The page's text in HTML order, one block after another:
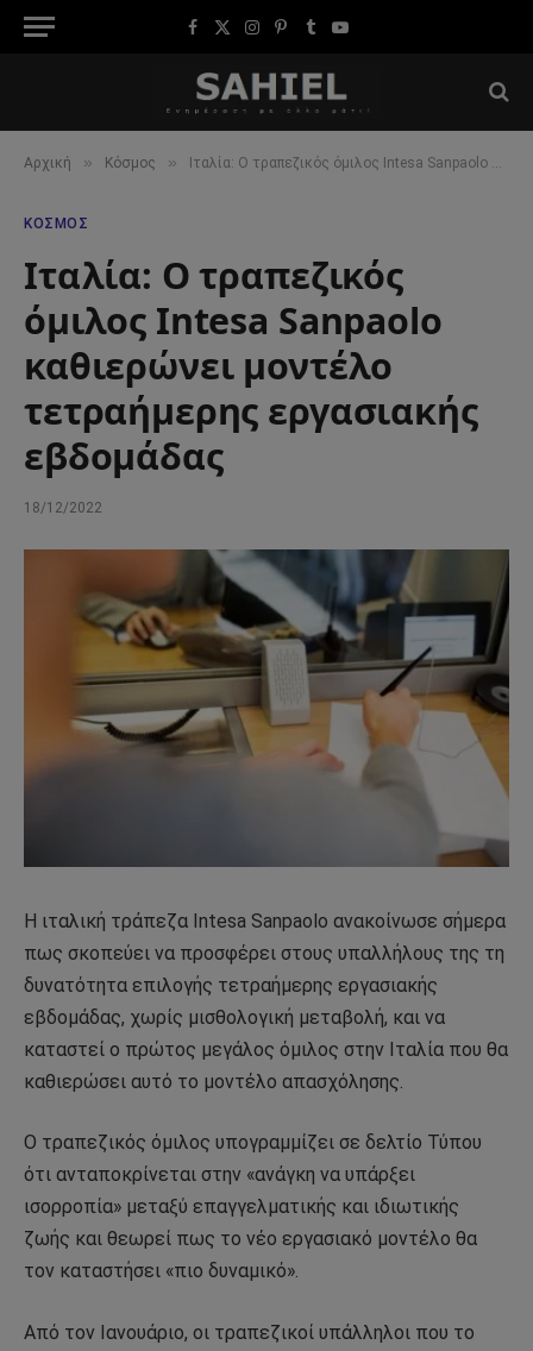
Facebook
X
Instagram
Pinterest
TumblrYouTube
Αρχική » Κόσμος » Ιταλία: Ο τραπεζικός όμιλος Intesa Sanpaolo καθιερώνει μοντέλο τετραήμερης εργασιακής εβδομάδας
ΚΌΣΜΟΣ
Ιταλία: Ο τραπεζικός
όμιλος Intesa Sanpaolo
καθιερώνει μοντέλο
τετραήμερης εργασιακής
εβδομάδας
18/12/2022
Η ιταλική τράπεζα Intesa Sanpaolo ανακοίνωσε σήμερα
πως σκοπεύει να προσφέρει στους υπαλλήλους της τη
δυνατότητα επιλογής τετραήμερης εργασιακής
εβδομάδας, χωρίς μισθολογική μεταβολή, και να
καταστεί ο πρώτος μεγάλος όμιλος στην Ιταλία που θα
καθιερώσει αυτό το μοντέλο απασχόλησης.
Ο τραπεζικός όμιλος υπογραμμίζει σε δελτίο Τύπου
ότι ανταποκρίνεται στην «ανάγκη να υπάρξει
ισορροπία» μεταξύ επαγγελματικής και ιδιωτικής
ζωής και θεωρεί πως το νέο εργασιακό μοντέλο θα
τον καταστήσει «πιο δυναμικό».
Από τον Ιανουάριο, οι τραπεζικοί υπάλληλοι που το